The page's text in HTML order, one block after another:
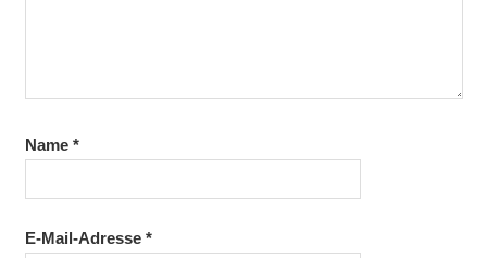
Name *
E-Mail-Adresse *